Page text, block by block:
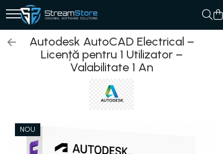
Autodesk AutoCAD Electrical –
Licență pentru 1 Utilizator –
Valabilitate 1 An
NOU